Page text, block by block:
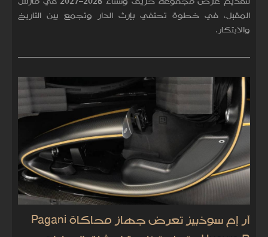
المقبل، في خطوة تحتفي بإرث الدار وتجمع بين التاريخ
والابتكار.
آر إم سوذبيز تعرض جهاز محاكاة Pagani